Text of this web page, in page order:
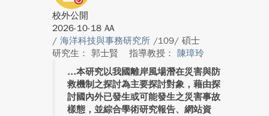
校外公開
2026-10-18 AA
/ 海洋科技與事務研究所 /109/ 碩士
研究生： 郭士賢
指導教授： 陳璋玲
本研究以我國離岸風場潛在災害與防
救機制之探討為主要探討對象，藉由探
討國內外已發生或可能發生之災害事故
樣態，並綜合學術研究報告、網站資